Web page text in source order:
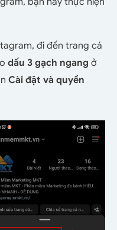
đi đến trang cá
dấu 3 gạch ngang ở
Cài đặt và quyền